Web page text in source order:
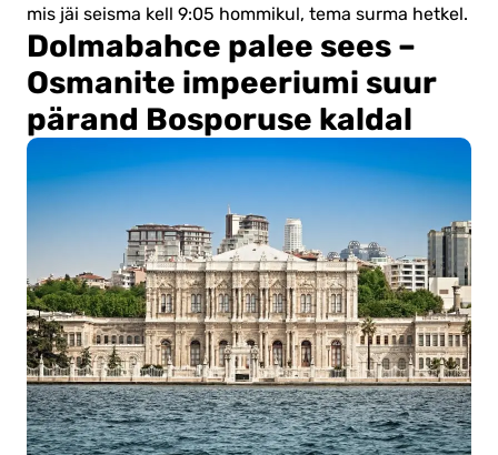
mis jäi seisma kell 9:05 hommikul, tema surma hetkel.
Dolmabahce palee sees –
Osmanite impeeriumi suur
pärand Bosporuse kaldal